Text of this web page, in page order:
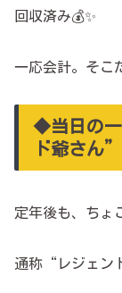
回収済み💰✨
一応会計。そこ
◆当日の
ド爺さん”
定年後も、ちょ
通称“レジェン